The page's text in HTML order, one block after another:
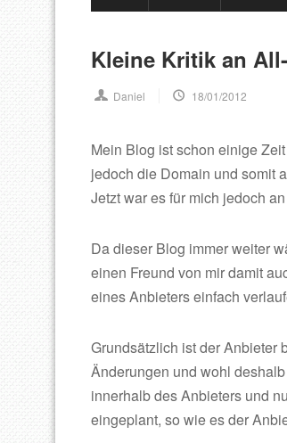
Kleine Kritik an
Daniel 18/01/2012
Mein Blog ist schon einige
jedoch die Domain und somit
Jetzt war es für mich jedoch
Da dieser Blog immer weiter
einen Freund von mir damit
eines Anbieters einfach
Grundsätzlich ist der Anbieter
Änderungen und wohl
innerhalb des Anbieters und
eingeplant, so wie es der